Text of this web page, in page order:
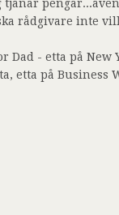
rådgivare inte
Dad - etta på New
etta på Business